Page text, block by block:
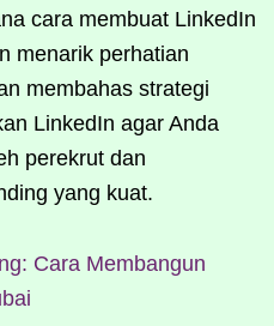
cara membuat LinkedIn
menarik perhatian
membahas strategi
LinkedIn agar Anda
perekrut dan
yang kuat.
Cara Membangun